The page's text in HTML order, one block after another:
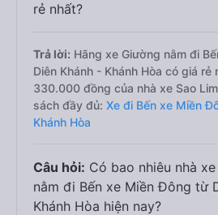
rẻ nhất?
Trả lời: Hãng xe Giường nằm đi
Diên Khánh - Khánh Hòa có giá rẻ
330.000 đồng của nhà xe Sao
sách đầy đủ: Xe đi Bến xe Miền
Khánh Hòa
Câu hỏi: Có bao nhiêu nhà
nằm đi Bến xe Miền Đông từ
Khánh Hòa hiện nay?